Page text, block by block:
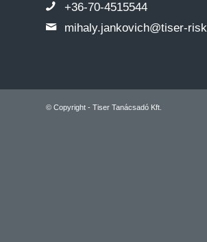
+36-70-4515544
mihaly.jankovich@tiser-
© Copyright - Tiser Tanácsadó Kft.